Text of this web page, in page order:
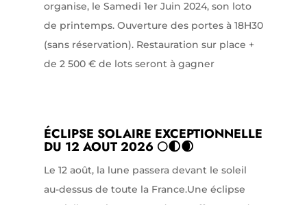
organise, le Samedi 1er Juin 2024, son loto
de printemps. Ouverture des portes à 18H30
(sans réservation). Restauration sur place +
de 2 500 € de lots seront à gagner
ÉCLIPSE SOLAIRE EXCEPTIONNELLE
DU 12 AOUT 2026 🌕🌓🌒
Le 12 août, la lune passera devant le soleil
au-dessus de toute la France.Une éclipse